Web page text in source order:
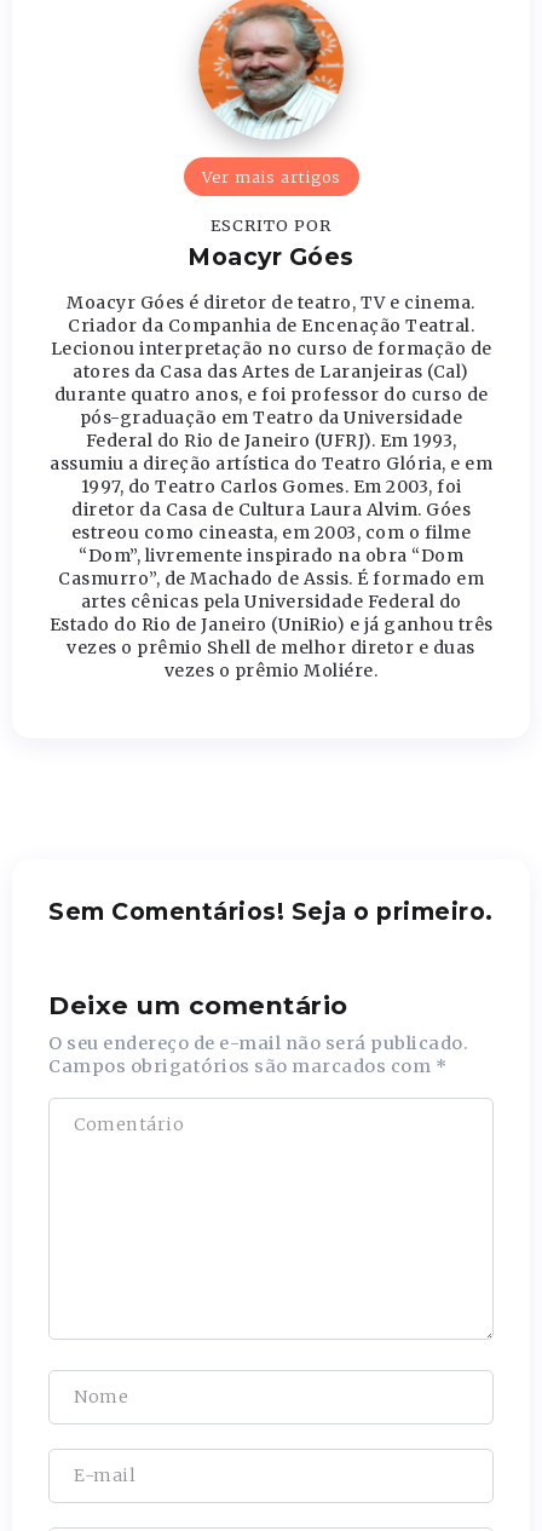
Ver mais artigos
ESCRITO POR
Moacyr Góes
Moacyr Góes é diretor de teatro, TV e cinema.
Criador da Companhia de Encenação Teatral.
Lecionou interpretação no curso de formação de
atores da Casa das Artes de Laranjeiras (Cal)
durante quatro anos, e foi professor do curso de
pós-graduação em Teatro da Universidade
Federal do Rio de Janeiro (UFRJ). Em 1993,
assumiu a direção artística do Teatro Glória, e em
1997, do Teatro Carlos Gomes. Em 2003, foi
diretor da Casa de Cultura Laura Alvim. Góes
estreou como cineasta, em 2003, com o filme
“Dom”, livremente inspirado na obra “Dom
Casmurro”, de Machado de Assis. É formado em
artes cênicas pela Universidade Federal do
Estado do Rio de Janeiro (UniRio) e já ganhou três
vezes o prêmio Shell de melhor diretor e duas
vezes o prêmio Moliére.
Sem Comentários! Seja o primeiro.
Deixe um comentário
O seu endereço de e-mail não será publicado.
Campos obrigatórios são marcados com *